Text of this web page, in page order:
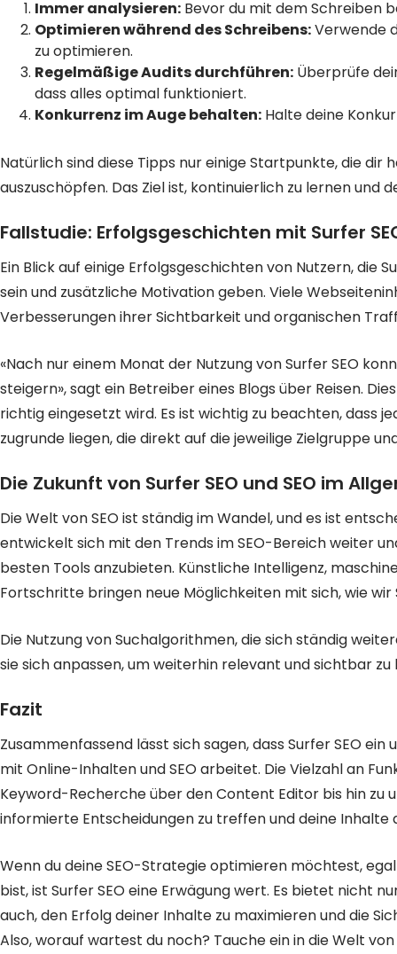
Immer analysieren: Bevor du mit dem Schreiben
Optimieren während des Schreibens:Verwende
zu optimieren.
Regelmäßige Audits durchführen: Überprüfe
dass alles optimal funktioniert.
Konkurrenz im Auge behalten: Halte deine
Natürlich sind diese Tipps nur einige Startpunkte, die dir
auszuschöpfen. Das Ziel ist, kontinuierlich zu lernen und
Fallstudie: Erfolgsgeschichten mit Surfer
Ein Blick auf einige Erfolgsgeschichten von Nutzern, die
sein und zusätzliche Motivation geben. Viele
Verbesserungen ihrer Sichtbarkeit und organischen
«Nach nur einem Monat der Nutzung von Surfer SEO
steigern», sagt ein Betreiber eines Blogs über Reisen.
richtig eingesetzt wird. Es ist wichtig zu beachten, dass
zugrunde liegen, die direkt auf die jeweilige Zielgruppe
Die Zukunft von Surfer SEO und SEO im
Die Welt von SEO ist ständig im Wandel, und es ist
entwickelt sich mit den Trends im SEO-Bereich weiter
besten Tools anzubieten. Künstliche Intelligenz,
Fortschritte bringen neue Möglichkeiten mit sich, wie
Die Nutzung von Suchalgorithmen, die sich ständig
sie sich anpassen, um weiterhin relevant und sichtbar zu
Fazit
Zusammenfassend lässt sich sagen, dass Surfer SEO
mit Online-Inhalten und SEO arbeitet. Die Vielzahl an
Keyword-Recherche über den Content Editor bis hin zu
informierte Entscheidungen zu treffen und deine Inhalte
Wenn du deine SEO-Strategie optimieren möchtest,
bist, ist Surfer SEO eine Erwägung wert. Es bietet nicht
auch, den Erfolg deiner Inhalte zu maximieren und die
Also, worauf wartest du noch? Tauche ein in die Welt von